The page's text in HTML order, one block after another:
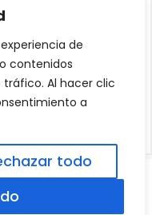
de
contenidos
tráfico. Al hacer clic
a
todo
Storm y
en un gato
para
Aviso Legal|